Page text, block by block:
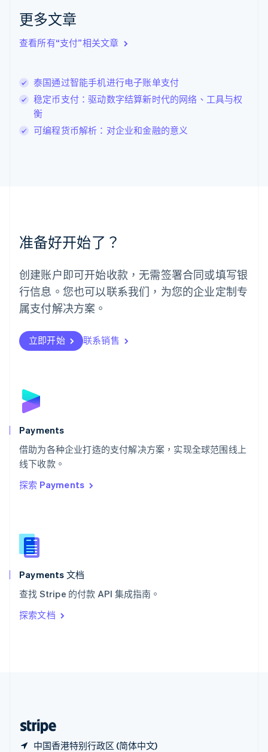
更多文章
查看所有“支付”相关文章
泰国通过智能手机进行电子账单支付
稳定币支付：驱动数字结算新时代的网络、工具与权
衡
可编程货币解析：对企业和金融的意义
准备好开始了？
创建账户即可开始收款，无需签署合同或填写银
行信息。您也可以联系我们，为您的企业定制专
属支付解决方案。
立即开始 联系销售
Payments
借助为各种企业打造的支付解决方案，实现全球范围线上
线下收款。
探索 Payments
Payments 文档
查找 Stripe 的付款 API 集成指南。
探索文档
中国香港特别行政区 (简体中文)
English Italiano
拉脱维亚
立陶宛
DeutschEnglish
卢森堡
Français Deutsch English
罗马尼亚
English
挪威
葡萄牙
Português English
日本
日本語English
瑞典
瑞士
DeutschFrançais
English
斯洛文尼亚
泰国
ไทยEnglish
希腊
English
西班牙
新西兰
English
匈牙利
English
ItalianoEnglish
印度
English